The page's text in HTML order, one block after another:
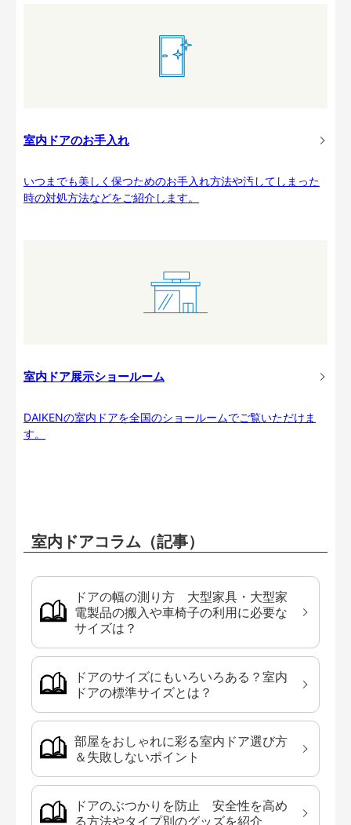
室内ドアのお手入れ
いつまでも美しく保つためのお手入れ方法や汚してしまった
時の対処方法などをご紹介します。
室内ドア展示ショールーム
DAIKENの室内ドアを全国のショールームでご覧いただけま
す。
室内ドアコラム（記事）
ドアの幅の測り方 大型家具・大型家
電製品の搬入や車椅子の利用に必要な
サイズは？
ドアのサイズにもいろいろある？室内
ドアの標準サイズとは？
部屋をおしゃれに彩る室内ドア選び方
＆失敗しないポイント
ドアのぶつかりを防止 安全性を高め
る方法やタイプ別のグッズを紹介